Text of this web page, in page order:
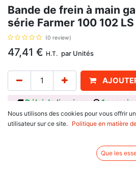
Bande de frein à main
série Farmer 100 102 LS
(0 review)
47,41 € H.T. par Unités
Délai de livraison : 1 semaine
Dimensions 640 x 30 mm, avec pour
Informations
Nous utilisons des cookies pour vous offrir
utilisateur sur ce site.
Politique en matière
Que les